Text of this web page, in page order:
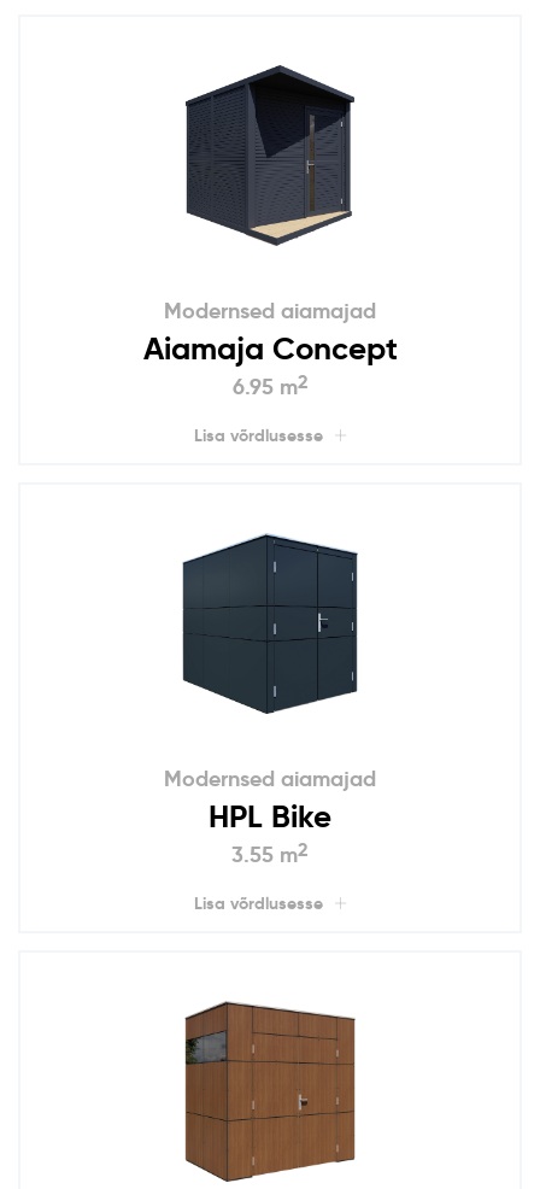
Modernsed aiamajad
Aiamaja Concept
6.95 m2
Lisa võrdlusesse
Modernsed aiamajad
HPL Bike
3.55 m2
Lisa võrdlusesse